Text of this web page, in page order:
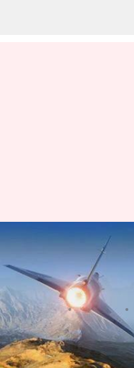
वायुसेना के
बहादुरी पर
जुलाई को होगा
लेखन प्रदीप मौर्य Jul 25, 2019
क्या है खबर?